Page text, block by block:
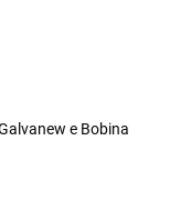
e Bobina